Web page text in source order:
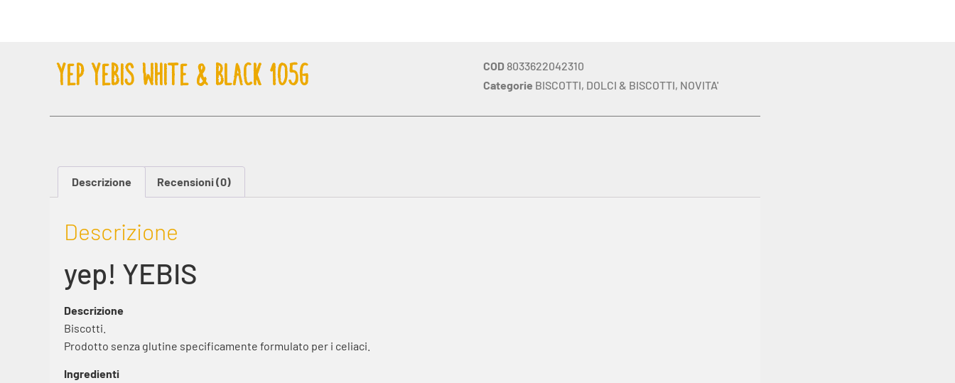
YEP YEBIS WHITE & BLACK 105G COD 8033622042310
Categorie BISCOTTI, DOLCI & BISCOTTI, NOVITA'
Descrizione Recensioni (0)
Descrizione
yep! YEBIS
Descrizione
Biscotti.
Prodotto senza glutine specificamente formulato per i celiaci.
Ingredienti